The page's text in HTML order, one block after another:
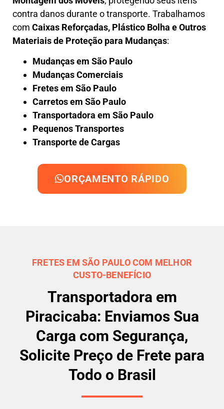
contra danos durante o transporte. Trabalhamos
com Caixas Reforçadas, Plástico Bolha e Outros
Materiais de Proteção para Mudanças:
Mudanças em São Paulo
Mudanças Comerciais
Fretes em São Paulo
Carretos em São Paulo
Transportadora em São Paulo
Pequenos Transportes
Transporte de Cargas
ORÇAMENTO RÁPIDO
FRETES EM SÃO PAULO COM MELHOR
CUSTO-BENEFÍCIO
Transportadora em
Piracicaba: Enviamos Sua
Carga com Segurança,
Solicite Preço de Frete para
Todo o Brasil